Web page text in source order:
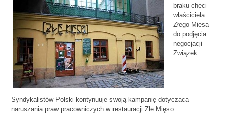
braku chęci
właściciela
Złego Mięsa
do podjęcia
negocjacji
Związek
Syndykalistów Polski kontynuuje swoją kampanię dotyczącą
naruszania praw pracowniczych w restauracji Złe Mięso.